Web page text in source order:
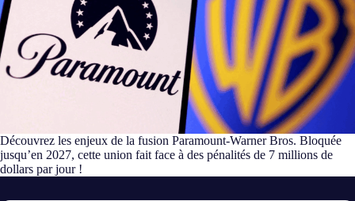
Découvrez les enjeux de la fusion Paramount-Warner Bros. Bloquée
jusqu’en 2027, cette union fait face à des pénalités de 7 millions de
dollars par jour !